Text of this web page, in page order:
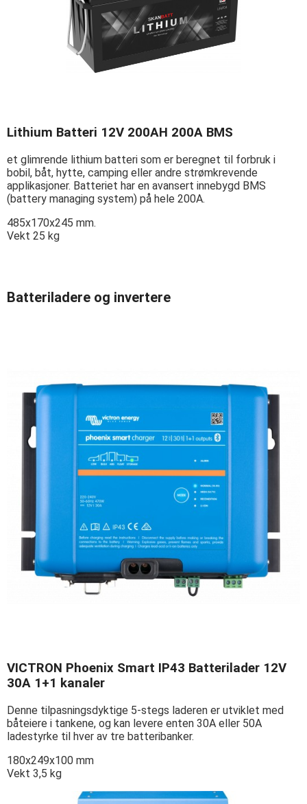
Lithium Batteri 12V 200AH 200A BMS
et glimrende lithium batteri som er beregnet til forbruk i
bobil, båt, hytte, camping eller andre strømkrevende
applikasjoner. Batteriet har en avansert innebygd BMS
(battery managing system) på hele 200A.
485x170x245 mm.
Vekt 25 kg
Batteriladere og invertere
VICTRON Phoenix Smart IP43 Batterilader 12V
30A 1+1 kanaler
Denne tilpasningsdyktige 5-stegs laderen er utviklet med
båteiere i tankene, og kan levere enten 30A eller 50A
ladestyrke til hver av tre batteribanker.
180x249x100 mm
Vekt 3,5 kg